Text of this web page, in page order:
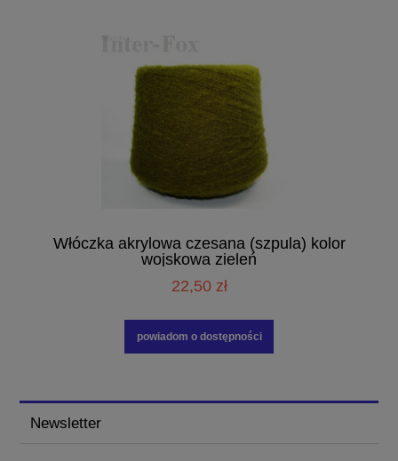
Włóczka akrylowa czesana (szpula) kolor
wojskowa zieleń
22,50 zł
powiadom o dostępności
Newsletter